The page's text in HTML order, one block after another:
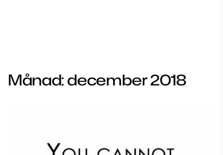
Månad:december 2018